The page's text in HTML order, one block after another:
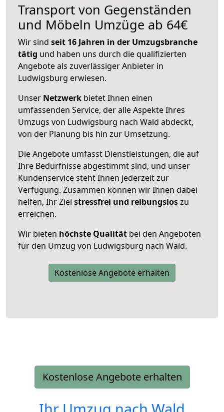
Transport von Gegenständen
und Möbeln Umzüge ab 64€
Wir sind seit 16 Jahren in der Umzugsbranche
tätig und haben uns durch die qualifizierten
Angebote als zuverlässiger Anbieter in
Ludwigsburg erwiesen.
Unser Netzwerk bietet Ihnen einen
umfassenden Service, der alle Aspekte Ihres
Umzugs von Ludwigsburg nach Wald abdeckt,
von der Planung bis hin zur Umsetzung.
Die Angebote umfasst Dienstleistungen, die auf
Ihre Bedürfnisse abgestimmt sind, und unser
Kundenservice steht Ihnen jederzeit zur
Verfügung. Zusammen können wir Ihnen dabei
helfen, Ihr Ziel stressfrei und reibungsloszu
erreichen.
Wir bieten höchste Qualität bei den Angeboten
für den Umzug von Ludwigsburg nach Wald.
Kostenlose Angebote erhalten
Kostenlose Angebote erhalten